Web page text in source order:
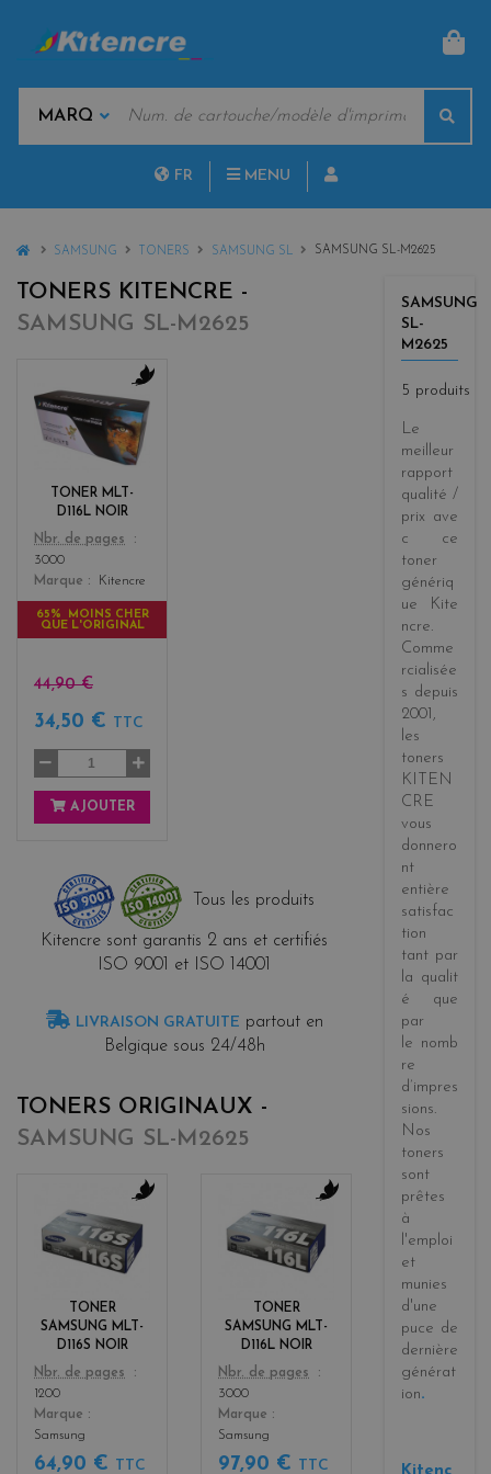
MARQUES
CLÉS
FR MENU
HOMESAMSUNG TONERS SAMSUNG SL SAMSUNG SL-M2625
TONERS KITENCRE -
SAMSUNG SL-M2625
TONER MLT-
D116L NOIR
Color
b
l
a
c
Nbr. de pages
3000
Marque
Kitencre
65% MOINS CHER
QUE L'ORIGINAL
44,90 €
34,50 € TTC
AJOUTER
Tous les produits
Kitencre sont garantis 2 ans et certifiés
ISO 9001 et ISO 14001
LIVRAISON GRATUITE partout en
Belgique sous 24/48h
TONERS ORIGINAUX -
SAMSUNG SL-M2625
TONER
SAMSUNG MLT-
D116S NOIR
Color
l
a
Nbr. de pages
1200
Marque
Samsung
64,90 € TTC
TONER
SAMSUNG MLT-
D116L NOIR
Color
l
a
Nbr. de pages
3000
Marque
Samsung
97,90 € TTC
SAMSUNG
SL-
M2625
5 produits
Le
meilleur
rapport
qualité /
prix ave
c ce
toner
génériq
ue
Kite
ncre.
Comme
rcialisée
s depuis
2001 ,
les
toners
KITEN
CRE
vous
donnero
nt
entière
satisfac
tion
tant par
la qualit
é que
par
le nomb
re
d’impres
sions.
Nos
toners
sont
prêtes
à
l'emploi
et
munies
d'une
puce de
dernière
générat
ion.